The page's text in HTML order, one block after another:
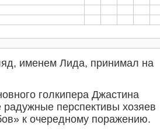
именем Лида, принимал на
голкипера Джастина
перспективы хозяев
к очередному поражению.